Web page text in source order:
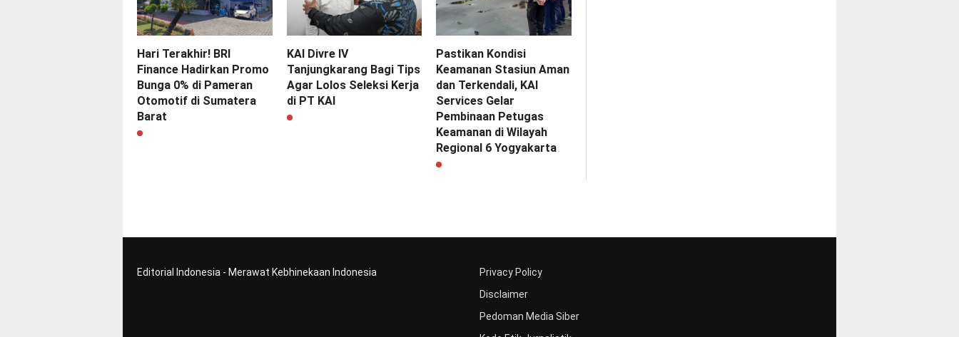
Hari Terakhir! BRI
Finance Hadirkan Promo
Bunga 0% di Pameran
Otomotif di Sumatera
Barat
KAI Divre IV
Tanjungkarang Bagi Tips
Agar Lolos Seleksi Kerja
di PT KAI
Pastikan Kondisi
Keamanan Stasiun Aman
dan Terkendali, KAI
Services Gelar
Pembinaan Petugas
Keamanan di Wilayah
Regional 6 Yogyakarta
Privacy Policy
Disclaimer
Pedoman Media Siber
Editorial Indonesia - Merawat Kebhinekaan Indonesia